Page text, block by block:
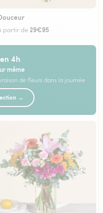
partir de29€95
4h
même
de fleurs dans la journée
→